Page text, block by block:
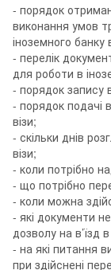
- порядок
виконання умов
іноземного банку
- перелік
для роботи в
- порядок запису
- порядок подачі
візи;
- скільки днів
візи;
- коли потрібно
- що потрібно
- коли можна
- які документи
дозволу на в’їзд
- на які питання
при здійснені